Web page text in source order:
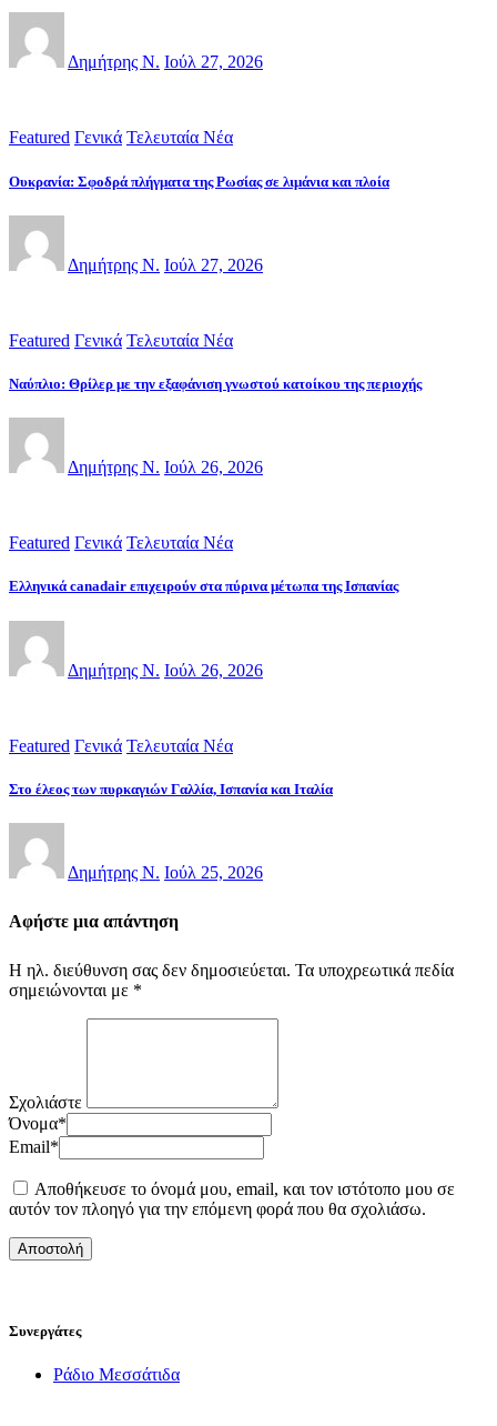
Δημήτρης Ν. Ιούλ 27, 2026
Featured Γενικά Τελευταία Νέα
Ουκρανία: Σφοδρά πλήγματα της Ρωσίας σε λιμάνια και πλοία
Δημήτρης Ν. Ιούλ 27, 2026
Featured Γενικά Τελευταία Νέα
Ναύπλιο: Θρίλερ με την εξαφάνιση γνωστού κατοίκου της περιοχής
Δημήτρης Ν. Ιούλ 26, 2026
Featured Γενικά Τελευταία Νέα
Ελληνικά canadair επιχειρούν στα πύρινα μέτωπα της Ισπανίας
Δημήτρης Ν. Ιούλ 26, 2026
Featured Γενικά Τελευταία Νέα
Στο έλεος των πυρκαγιών Γαλλία, Ισπανία και Ιταλία
Δημήτρης Ν. Ιούλ 25, 2026
Αφήστε μια απάντηση
Η ηλ. διεύθυνση σας δεν δημοσιεύεται. Τα υποχρεωτικά πεδία
σημειώνονται με *
Σχολιάστε
Όνομα*
Email*
Αποθήκευσε το όνομά μου, email, και τον ιστότοπο μου σε
αυτόν τον πλοηγό για την επόμενη φορά που θα σχολιάσω.
Συνεργάτες
Ράδιο Μεσσάτιδα